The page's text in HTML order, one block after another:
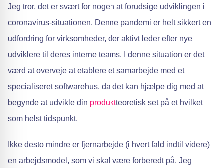
Jeg tror, det er svært for nogen at forudsige udviklingen i
coronavirus-situationen. Denne pandemi er helt sikkert en
udfordring for virksomheder, der aktivt leder efter nye
udviklere til deres interne teams. I denne situation er det
værd at overveje at etablere et samarbejde med et
specialiseret softwarehus, da det kan hjælpe dig med at
begynde at udvikle din produktteoretisk set på et hvilket
som helst tidspunkt.
Ikke desto mindre er fjernarbejde (i hvert fald indtil videre)
en arbejdsmodel, som vi skal være forberedt på. Jeg